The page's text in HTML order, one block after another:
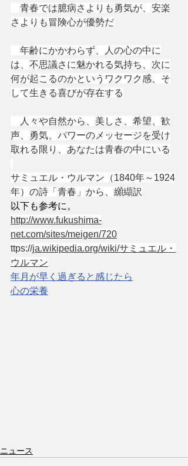
青春では臆病さよりも勇気が、安楽
さよりも冒険心が優勢だ
年齢にかかわらず、人の心の中に
は、不思議さに魅かれる気持ち、次に
何が起こるのかというワクワク感、そ
して生きる喜びが存在する
人々や自然から、美しさ、希望、歓
声、勇気、パワーのメッセージを受け
取れる限り、あなたは青春の中にいる
サミュエル・ウルマン（1840年～1924
年）の詩「青春」から、纐纈訳
以下も参考に。
http://www.fukushima-
net.com/sites/meigen/720
ttps://ja.wikipedia.org/wiki/サミュエル・
ウルマン
年月が早く過ぎると感じたら
心の栄養
ニュース